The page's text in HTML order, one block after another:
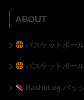
ABOUT
バスケットボー
バスケットボー
BashuLog バッ